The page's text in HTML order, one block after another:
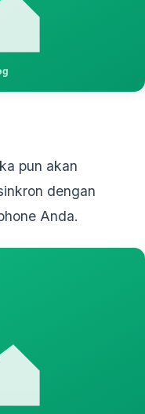
pun akan
dengan
Anda.